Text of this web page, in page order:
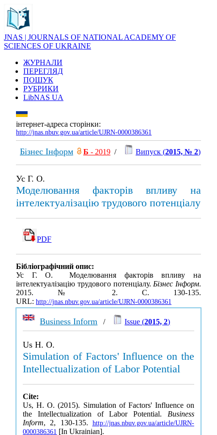
JNAS | JOURNALS OF NATIONAL ACADEMY OF
SCIENCES OF UKRAINE
ЖУРНАЛИ
ПЕРЕГЛЯД
ПОШУК
РУБРИКИ
LibNAS UA
інтернет-адреса сторінки:
http://jnas.nbuv.gov.ua/article/UJRN-0000386361
Бізнес Інформ Б - 2019 / Випуск (2015, № 2)
Ус Г. О.
Моделювання факторів впливу на
інтелектуалізацію трудового потенціалу
PDF
Бібліографічний опис:
Ус Г. О. Моделювання факторів впливу на
інтелектуалізацію трудового потенціалу.Бізнес Інформ.
2015. № 2. С. 130-135.
URL: http://jnas.nbuv.gov.ua/article/UJRN-0000386361
Business Inform / Issue (2015, 2)
Us H. O.
Simulation of Factors' Influence on the
Intellectualization of Labor Potential
Cite:
Us, H. O. (2015). Simulation of Factors' Influence on
the Intellectualization of Labor Potential. Business
Inform, 2, 130-135. http://jnas.nbuv.gov.ua/article/UJRN-
0000386361 [In Ukrainian].